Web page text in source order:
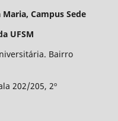
Campus Sede
UFSM
Bairro
202/205, 2º